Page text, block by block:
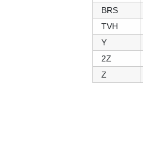
BRS
TVH
Y
2Z
Z